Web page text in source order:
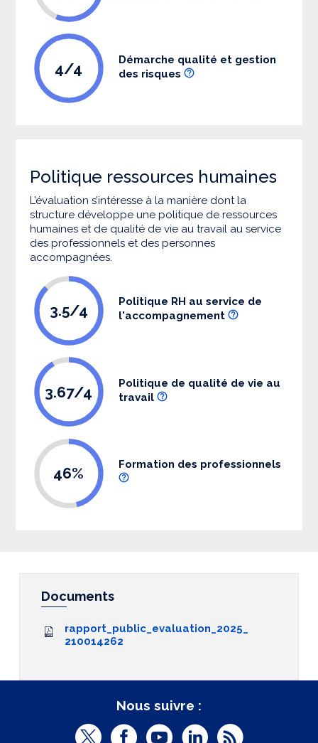
4/4
Démarche qualité et gestion
des risques
Politique ressources humaines
L’évaluation s’intéresse à la manière dont la
structure développe une politique de ressources
humaines et de qualité de vie au travail au service
des professionnels et des personnes
accompagnées.
3.5/4
Politique RH au service de
l'accompagnement
3.67/4
Politique de qualité de vie au
travail
46% Formation des professionnels
Documents
rapport_public_evaluation_2025_
210014262
Nous suivre :
T
F
Y
L
R